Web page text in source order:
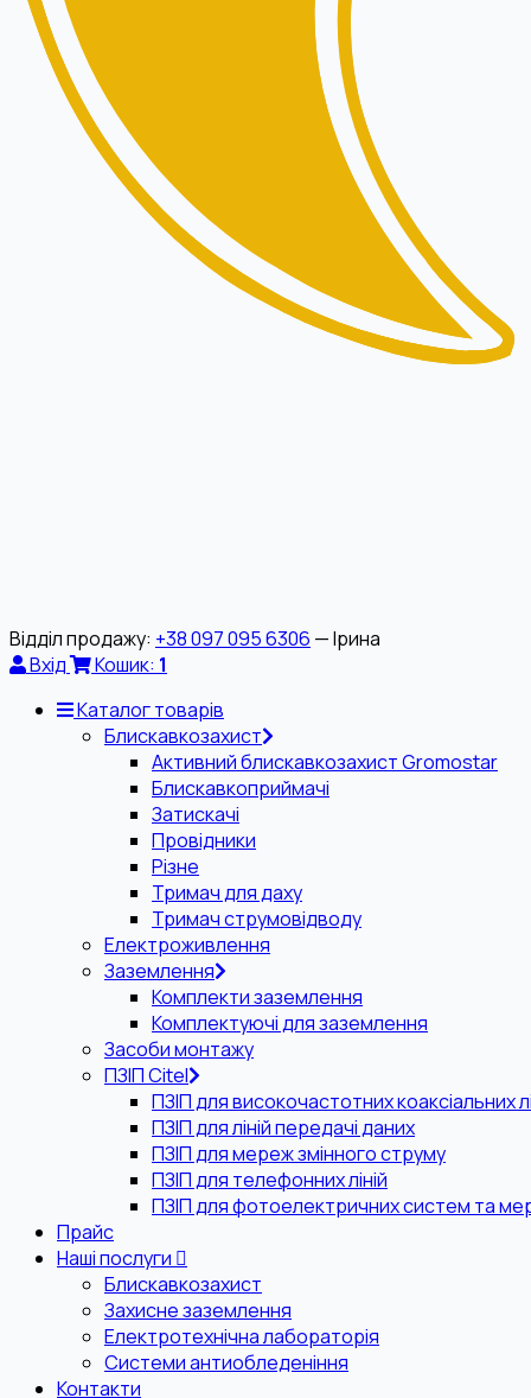
Відділ продажу: +38 097 095 6306 — Ірина
Вхід
Кошик: 1
Каталог товарів
Блискавкозахист
Активний блискавкозахист Gromostar
Блискавкоприймачі
Затискачі
Провідники
Різне
Тримач для даху
Тримач струмовідводу
Електроживлення
Заземлення
Комплекти заземлення
Комплектуючі для заземлення
Засоби монтажу
ПЗІП Citel
ПЗІП для високочастотних коаксіальних
ПЗІП для ліній передачі даних
ПЗІП для мереж змінного струму
ПЗІП для телефонних ліній
ПЗІП для фотоелектричних систем та
Прайс
Наші послуги
Блискавкозахист
Захисне заземлення
Електротехнічна лабораторія
Системи антиобледеніння
Контакти